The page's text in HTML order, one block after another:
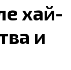
хай-
и